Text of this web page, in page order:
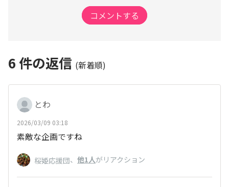
コメントする
6 件の返信 (新着順)
とわ
2026/03/09 03:18
素敵な企画ですね
桜姫応援団、 他1人がリアクション